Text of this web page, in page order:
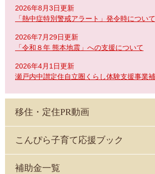
2026年8月3日更新
「熱中症特別警戒アラート」発令時について
2026年7月29日更新
「令和８年 熊本地震」への支援について
2026年4月1日更新
瀬戸内中讃定住自立圏くらし体験支援事業
移住・定住PR動画
こんぴら子育て応援ブック
補助金一覧